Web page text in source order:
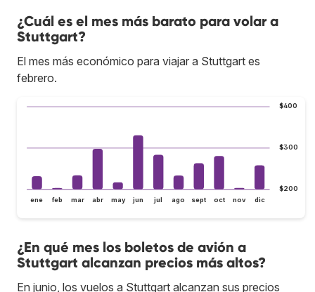
¿Cuál es el mes más barato para volar a
Stuttgart?
El mes más económico para viajar a Stuttgart es
febrero.
$200
$300
$400
ene feb mar abr may jun jul ago sept oct nov dic
¿En qué mes los boletos de avión a
Stuttgart alcanzan precios más altos?
En junio, los vuelos a Stuttgart alcanzan sus precios